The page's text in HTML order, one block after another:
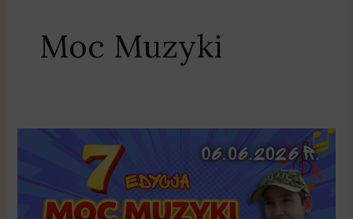
Moc Muzyki
miejscowości.